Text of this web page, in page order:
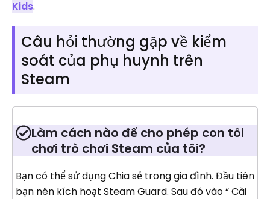
Kids.
Câu hỏi thường gặp về kiểm
soát của phụ huynh trên
Steam
Làm cách nào để cho phép con tôi
chơi trò chơi Steam của tôi?
Bạn có thể sử dụng Chia sẻ trong gia đình. Đầu tiên
bạn nên kích hoạt Steam Guard. Sau đó vào “ Cài